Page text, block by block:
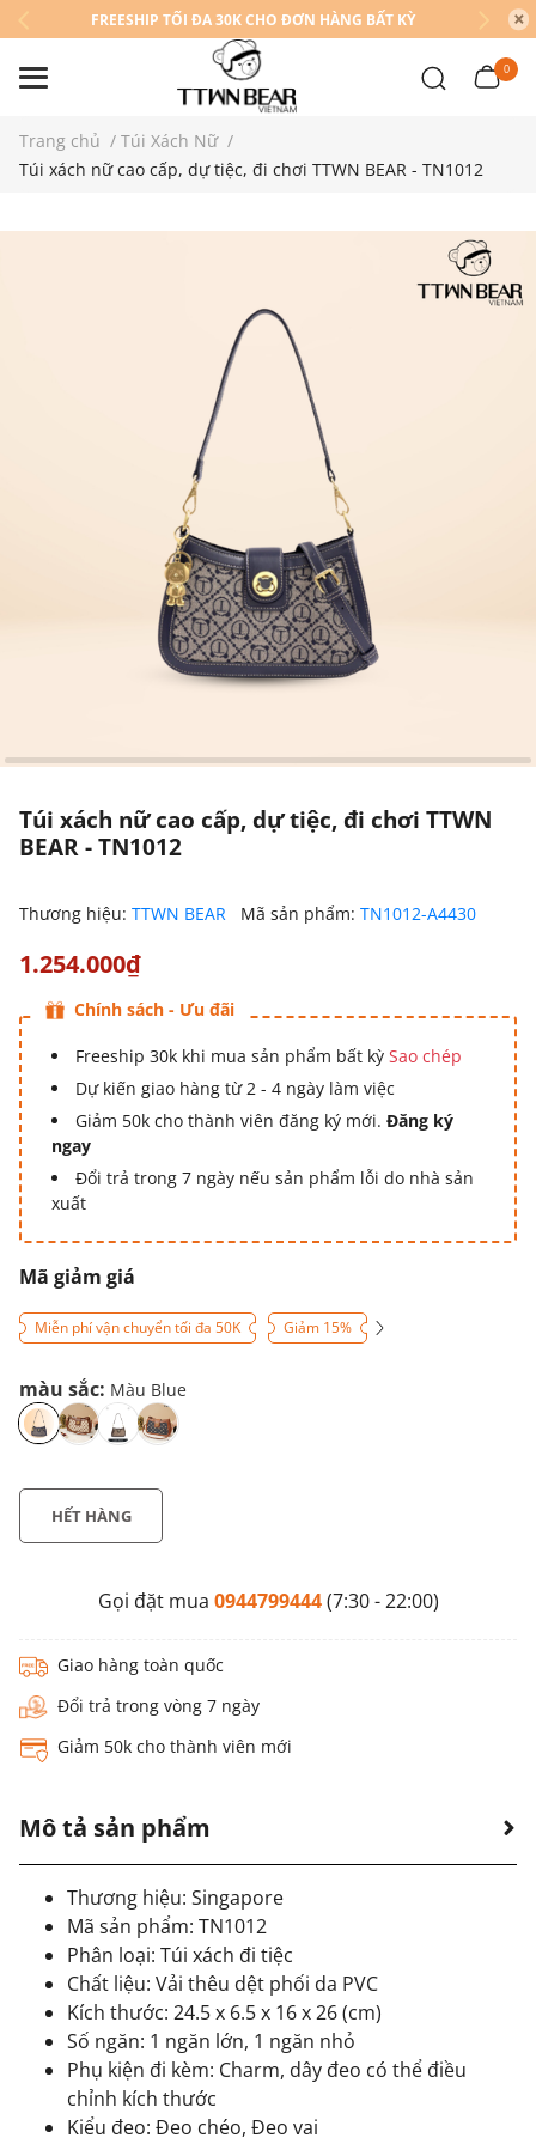
FREESHIP TỐI ĐA 30K CHO ĐƠN HÀNG BẤT KỲ
0
Trang chủ / Túi Xách Nữ /
Túi xách nữ cao cấp, dự tiệc, đi chơi TTWN BEAR - TN1012
Túi xách nữ cao cấp, dự tiệc, đi chơi TTWN
BEAR - TN1012
Thương hiệu: TTWN BEAR Mã sản phẩm: TN1012-A4430
1.254.000₫
Chính sách - Ưu đãi
Freeship 30k khi mua sản phẩm bất kỳ Sao chép
Dự kiến giao hàng từ 2 - 4 ngày làm việc
Giảm 50k cho thành viên đăng ký mới. Đăng ký
ngay
Đổi trả trong 7 ngày nếu sản phẩm lỗi do nhà sản
xuất
Mã giảm giá
Miễn phí vận chuyển tối đa 50K Giảm 15%
màu sắc: Màu Blue
HẾT HÀNG
Gọi đặt mua 0944799444(7:30 - 22:00)
Giao hàng toàn quốc
Đổi trả trong vòng 7 ngày
Giảm 50k cho thành viên mới
Mô tả sản phẩm
Thương hiệu: Singapore
Mã sản phẩm: TN1012
Phân loại: Túi xách đi tiệc
Chất liệu: Vải thêu dệt phối da PVC
Kích thước: 24.5 x 6.5 x 16 x 26 (cm)
Số ngăn: 1 ngăn lớn, 1 ngăn nhỏ
Phụ kiện đi kèm: Charm, dây đeo có thể điều
chỉnh kích thước
Kiểu đeo: Đeo chéo, Đeo vai